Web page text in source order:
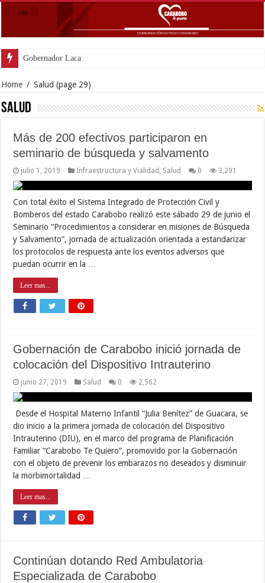
Gobernador Lacava y Alcal
Home / Salud (page 29)
Salud
Más de 200 efectivos participaron en
seminario de búsqueda y salvamento
julio 1, 2019 Infraestructura y Vialidad Salud 0 3,291
Con total éxito el Sistema Integrado de Protección Civil y
Bomberos del estado Carabobo realizó este sábado 29 de junio el
Seminario “Procedimientos a considerar en misiones de Búsqueda
y Salvamento”, jornada de actualización orientada a estandarizar
los protocolos de respuesta ante los eventos adversos que
puedan ocurrir en la …
Leer mas...
Gobernación de Carabobo inició jornada de
colocación del Dispositivo Intrauterino
junio 27, 2019 Salud 0 2,562
Desde el Hospital Materno Infantil “Julia Benítez” de Guacara, se
dio inicio a la primera jornada de colocación del Dispositivo
Intrauterino (DIU), en el marco del programa de Planificación
Familiar “Carabobo Te Quiero”, promovido por la Gobernación
con el objeto de prevenir los embarazos no deseados y disminuir
la morbimortalidad …
Leer mas...
Continúan dotando Red Ambulatoria
Especializada de Carabobo